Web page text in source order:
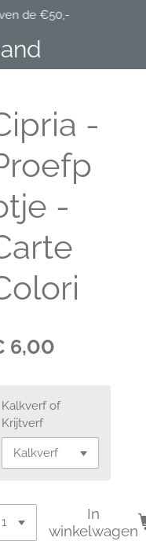
de €50,-
-
-
6,00
Kalkverf of
Krijtverf
In
winkelwagen